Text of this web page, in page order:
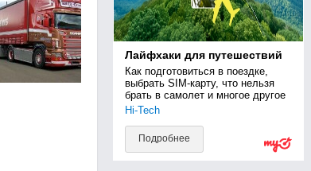
Лайфхаки для путешествий
Как подготовиться в поездке,
выбрать SIM-карту, что нельзя
брать в самолет и многое другое
Hi-Tech
Подробнее